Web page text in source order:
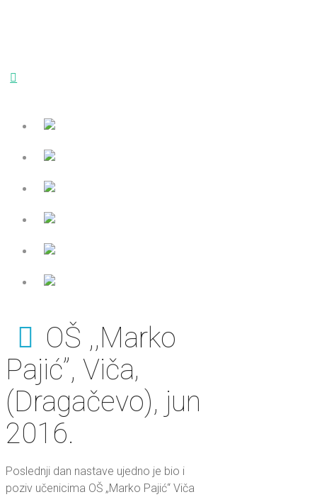
OŠ ,,Marko
Pajić”, Viča‚
(Dragačevo), jun
2016.
Poslednji dan nastave ujedno je bio i
poziv učenicima OŠ „Marko Pajić“ Viča